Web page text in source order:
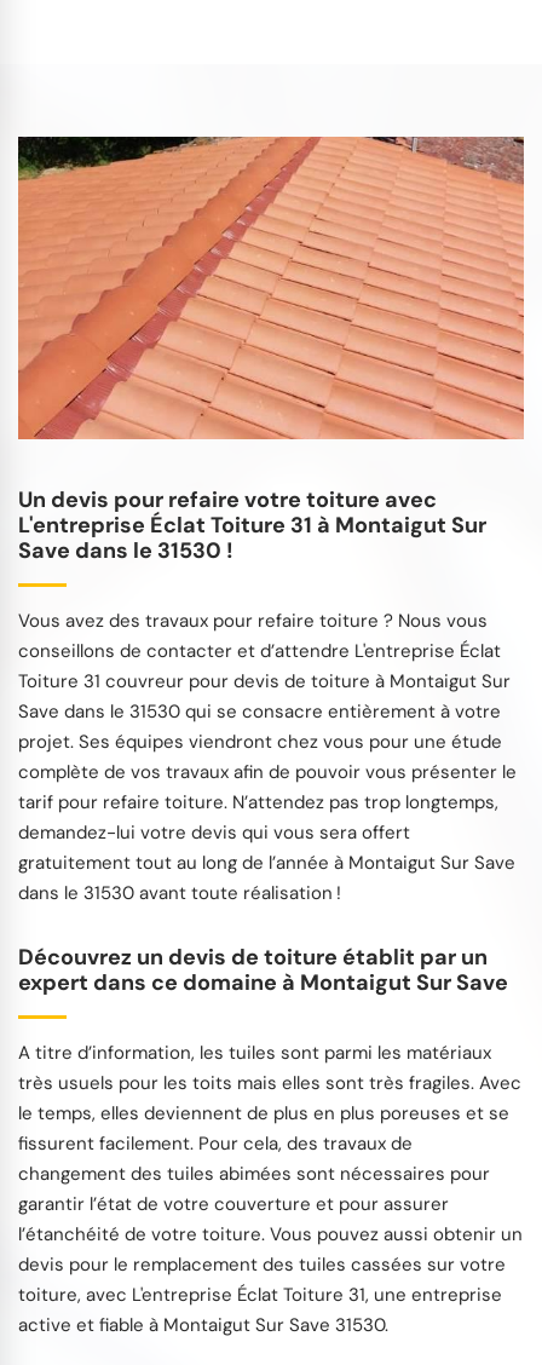
Un devis pour refaire votre toiture avec
L'entreprise Éclat Toiture 31 à Montaigut Sur
Save dans le 31530 !
Vous avez des travaux pour refaire toiture ? Nous vous
conseillons de contacter et d’attendre L'entreprise Éclat
Toiture 31 couvreur pour devis de toiture à Montaigut Sur
Save dans le 31530 qui se consacre entièrement à votre
projet. Ses équipes viendront chez vous pour une étude
complète de vos travaux afin de pouvoir vous présenter le
tarif pour refaire toiture. N’attendez pas trop longtemps,
demandez-lui votre devis qui vous sera offert
gratuitement tout au long de l’année à Montaigut Sur Save
dans le 31530 avant toute réalisation !
Découvrez un devis de toiture établit par un
expert dans ce domaine à Montaigut Sur Save
A titre d’information, les tuiles sont parmi les matériaux
très usuels pour les toits mais elles sont très fragiles. Avec
le temps, elles deviennent de plus en plus poreuses et se
fissurent facilement. Pour cela, des travaux de
changement des tuiles abimées sont nécessaires pour
garantir l’état de votre couverture et pour assurer
l’étanchéité de votre toiture. Vous pouvez aussi obtenir un
devis pour le remplacement des tuiles cassées sur votre
toiture, avec L'entreprise Éclat Toiture 31, une entreprise
active et fiable à Montaigut Sur Save 31530.